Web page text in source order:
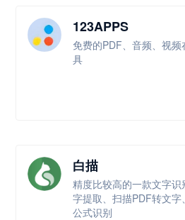
123APPS
免费的PDF、音频、视
具
白描
精度比较高的一款文字
字提取、扫描PDF转文
公式识别